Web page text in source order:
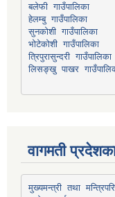
बलेफी गाउँपालिका
हेलम्बु गाउँपालिका
सुनकोशी गाउँपालिका
भोटेकोशी गाउँपालिका
त्रिपुरासुन्दरी गाउँपालिका
लिसङ्खु पाखर
वागमती